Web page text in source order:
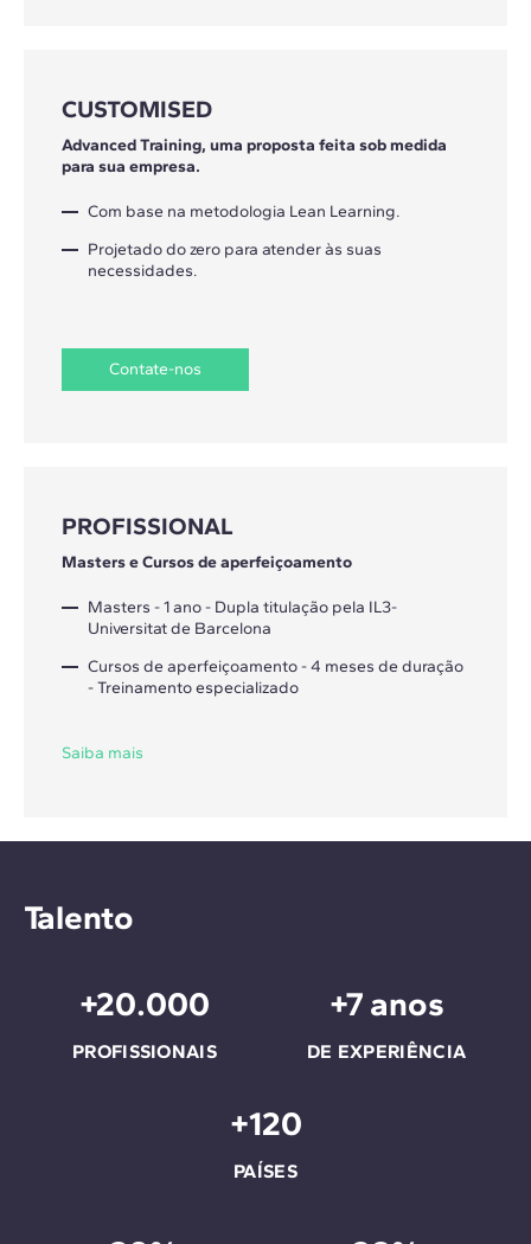
CUSTOMISED
Advanced Training, uma proposta feita sob medida
para sua empresa.
Com base na metodologia Lean Learning.
Projetado do zero para atender às suas
necessidades.
Contate-nos
PROFISSIONAL
Masters e Cursos de aperfeiçoamento
Masters - 1 ano - Dupla titulação pela IL3-
Universitat de Barcelona
Cursos de aperfeiçoamento - 4 meses de duração
- Treinamento especializado
Saiba mais
Talento
+20.000
PROFISSIONAIS
+7 anos
DE EXPERIÊNCIA
+120
PAÍSES